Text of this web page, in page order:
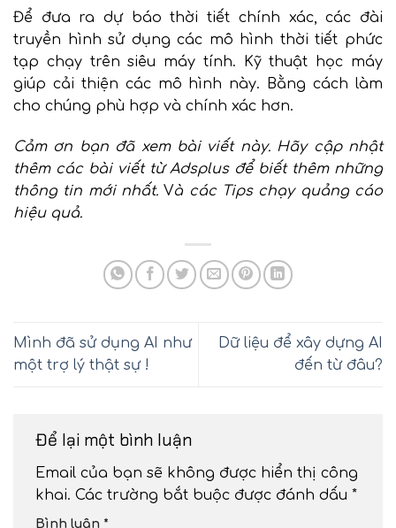
Để đưa ra dự báo thời tiết chính xác, các đài
truyền hình sử dụng các mô hình thời tiết phức
tạp chạy trên siêu máy tính. Kỹ thuật học máy
giúp cải thiện các mô hình này. Bằng cách làm
cho chúng phù hợp và chính xác hơn.
Cảm ơn bạn đã xem bài viết này. Hãy cập nhật
thêm các bài viết từ Adsplus để biết thêm những
thông tin mới nhất. Và các Tips chạy quảng cáo
hiệu quả.
Mình đã sử dụng AI như
một trợ lý thật sự !
Dữ liệu để xây dựng AI
đến từ đâu?
Để lại một bình luận
Email của bạn sẽ không được hiển thị công
khai. Các trường bắt buộc được đánh dấu *
Bình luận *